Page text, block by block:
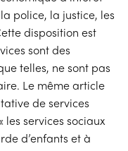
police, la justice, les
disposition est
sont des
telles, ne sont pas
Le même article
de services
les services sociaux
d’enfants et à